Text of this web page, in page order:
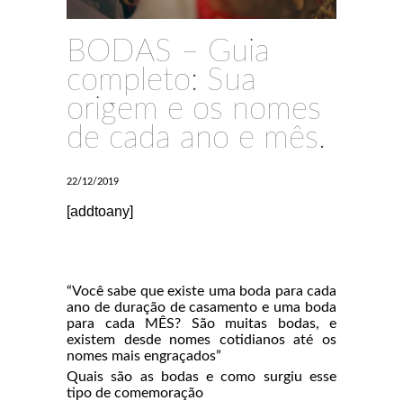
BODAS – Guia
completo: Sua
origem e os nomes
de cada ano e mês.
22/12/2019
[addtoany]
“Você sabe que existe uma boda para cada
ano de duração de casamento e uma boda
para cada MÊS? São muitas bodas, e
existem desde nomes cotidianos até os
nomes mais engraçados”
Quais são as bodas e como surgiu esse
tipo de comemoração